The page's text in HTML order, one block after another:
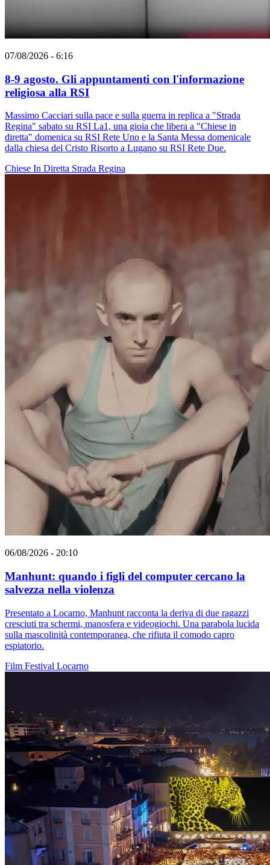
07/08/2026 - 6:16
8-9 agosto. Gli appuntamenti con l'informazione
religiosa alla RSI
Massimo Cacciari sulla pace e sulla guerra in replica a "Strada
Regina" sabato su RSI La1, una gioia che libera a "Chiese in
diretta" domenica su RSI Rete Uno e la Santa Messa domenicale
dalla chiesa del Cristo Risorto a Lugano su RSI Rete Due.
Chiese In Diretta Strada Regina
06/08/2026 - 20:10
Manhunt: quando i figli del computer cercano la
salvezza nella violenza
Presentato a Locarno, Manhunt racconta la deriva di due ragazzi
cresciuti tra schermi, manosfera e videogiochi. Una parabola lucida
sulla mascolinità contemporanea, che rifiuta il comodo capro
espiatorio.
Film Festival Locarno